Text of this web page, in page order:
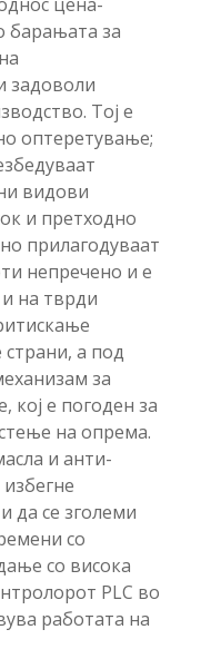
барањата за
задоволи
Тој е
оптеретување;
видови
и претходно
прилагодуваат
непречено и е
на тврди
а под
за
кој е погоден за
на опрема.
и анти-
да се зголеми
со
со висока
PLC во
работата на